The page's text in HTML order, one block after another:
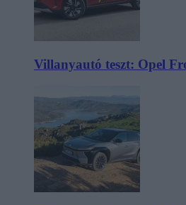
Villanyautó teszt: Opel